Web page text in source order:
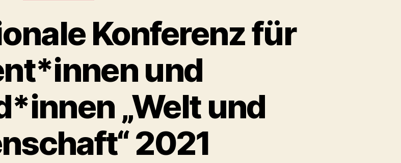
Konferenz für
und
„Welt und
2021